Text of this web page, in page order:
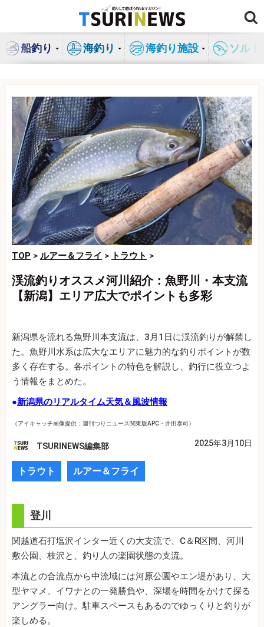
ン
船釣り 海釣り 海釣り施設 ソル
TOP > ルアー＆フライ > トラウト >
渓流釣りオススメ河川紹介：魚野川・本支流
【新潟】エリア広大でポイントも多彩
新潟県を流れる魚野川本支流は、3月1日に渓流釣りが解禁し
た。魚野川水系は広大なエリアに魅力的な釣りポイントが数
多く存在する。各ポイントの特色を解説し、釣行に役立つよ
う情報をまとめた。
●新潟県のリアルタイム天気＆風波情報
（アイキャッチ画像提供：週刊つりニュース関東版APC・井田泰司）
TSURINEWS編集部 2025年3月10日
トラウト ルアー＆フライ
登川
関越道石打塩沢インター近くの大支流で、C＆R区間、河川
敷公園、枝沢と、釣り人の楽園状態の支流。
本流との合流点から中流域には河原公園やエン堤があり、大
型ヤマメ、イワナとの一発勝負や、深場を時間をかけて探る
アングラー向け。駐車スペースもあるのでゆっくりと釣りが
楽しめる。